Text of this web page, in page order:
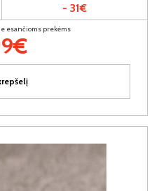
- 31€
esančioms prekėms